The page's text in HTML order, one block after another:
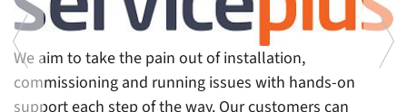
We aim to take the pain out of installation,
commissioning and running issues with hands-on
support each step of the way. Our customers can